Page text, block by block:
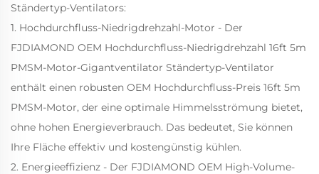
Ständertyp-Ventilators:
1. Hochdurchfluss-Niedrigdrehzahl-Motor - Der
FJDIAMOND OEM Hochdurchfluss-Niedrigdrehzahl 16ft 5m
PMSM-Motor-Gigantventilator Ständertyp-Ventilator
enthält einen robusten OEM Hochdurchfluss-Preis 16ft 5m
PMSM-Motor, der eine optimale Himmelsströmung bietet,
ohne hohen Energieverbrauch. Das bedeutet, Sie können
Ihre Fläche effektiv und kostengünstig kühlen.
2. Energieeffizienz - Der FJDIAMOND OEM High-Volume-